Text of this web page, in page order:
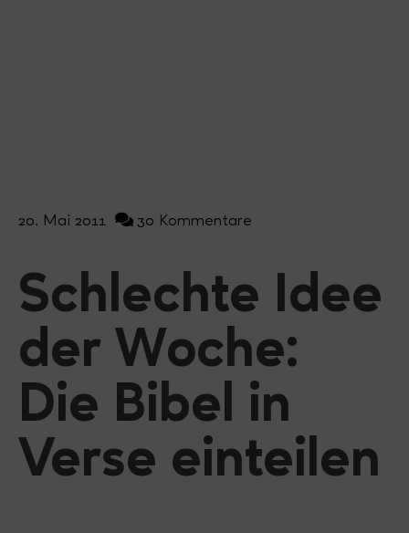
20. Mai 2011 30 Kommentare
Schlechte Idee
der Woche:
Die Bibel in
Verse einteilen